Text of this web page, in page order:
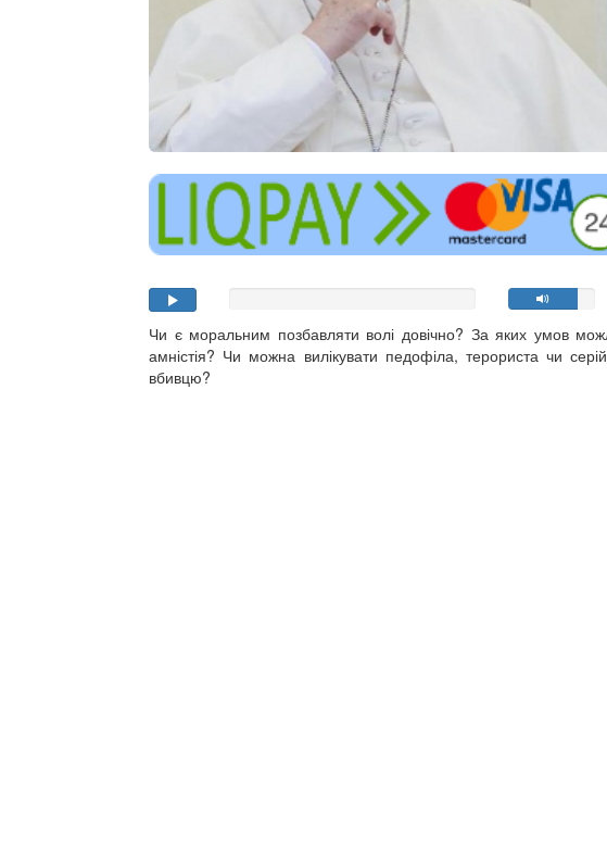
Чи є моральним позбавляти волі довічно? За яких умов
амністія? Чи можна вилікувати педофіла, терориста чи
вбивцю?